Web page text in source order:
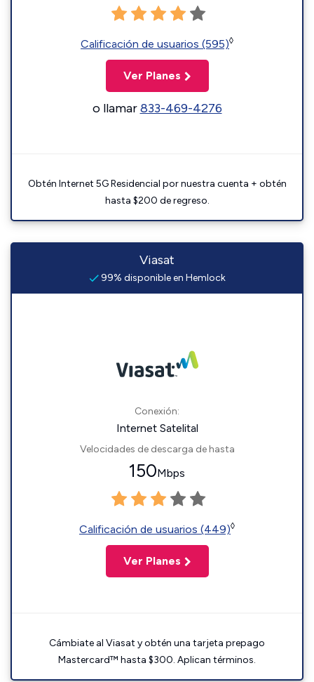
Calificación de usuarios (595)◊
Ver Planes
o llamar833-469-4276
Obtén Internet 5G Residencial por nuestra cuenta + obtén
hasta $200 de regreso.
Viasat
99% disponible en Hemlock
Conexión:
Internet Satelital
Velocidades de descarga de hasta
150Mbps
Calificación de usuarios (449)◊
Ver Planes
Cámbiate al Viasat y obtén una tarjeta prepago
Mastercard™ hasta $300. Aplican términos.